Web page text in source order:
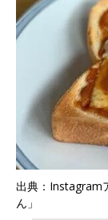
出典：Instagram
ん」